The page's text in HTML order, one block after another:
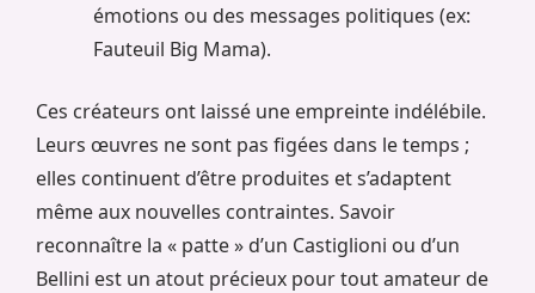
émotions ou des messages politiques (ex:
Fauteuil Big Mama).
Ces créateurs ont laissé une empreinte indélébile.
Leurs œuvres ne sont pas figées dans le temps ;
elles continuent d’être produites et s’adaptent
même aux nouvelles contraintes. Savoir
reconnaître la « patte » d’un Castiglioni ou d’un
Bellini est un atout précieux pour tout amateur de